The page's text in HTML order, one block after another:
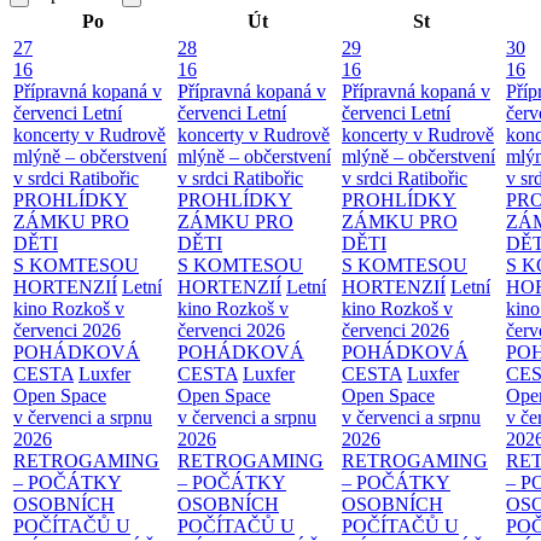
Po
Út
St
27
16
Přípravná kopaná v
červenci Letní
koncerty v Rudrově
mlýně – občerstvení
v srdci Ratibořic
PROHLÍDKY
ZÁMKU PRO
DĚTI
S KOMTESOU
HORTENZIÍ Letní
kino Rozkoš v
červenci 2026
POHÁDKOVÁ
CESTA Luxfer
Open Space
v červenci a srpnu
2026
RETROGAMING
– POČÁTKY
OSOBNÍCH
POČÍTAČŮ U
28
16
Přípravná kopaná v
červenci Letní
koncerty v Rudrově
mlýně – občerstvení
v srdci Ratibořic
PROHLÍDKY
ZÁMKU PRO
DĚTI
S KOMTESOU
HORTENZIÍ Letní
kino Rozkoš v
červenci 2026
POHÁDKOVÁ
CESTA Luxfer
Open Space
v červenci a srpnu
2026
RETROGAMING
– POČÁTKY
OSOBNÍCH
POČÍTAČŮ U
29
16
Přípravná kopaná v
červenci Letní
koncerty v Rudrově
mlýně – občerstvení
v srdci Ratibořic
PROHLÍDKY
ZÁMKU PRO
DĚTI
S KOMTESOU
HORTENZIÍ Letní
kino Rozkoš v
červenci 2026
POHÁDKOVÁ
CESTA Luxfer
Open Space
v červenci a srpnu
2026
RETROGAMING
– POČÁTKY
OSOBNÍCH
POČÍTAČŮ U
30
16
v
S
v
–